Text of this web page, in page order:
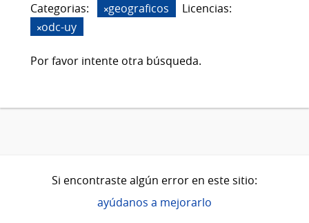
Categorias:
geograficos
Licencias:
odc-uy
Por favor intente otra búsqueda.
Si encontraste algún error en este sitio:
ayúdanos a mejorarlo